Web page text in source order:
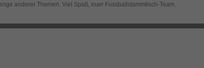
anderer Themen. Viel Spaß, euer Fussballstammtisch-Team.